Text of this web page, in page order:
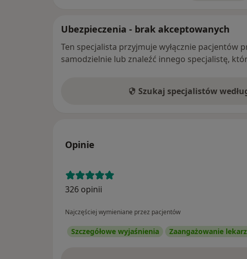
Ubezpieczenia - brak akceptowanych
Ten specjalista przyjmuje wyłącznie pacjentów
samodzielnie lub znaleźć innego specjalistę,
Szukaj specjalistów
Opinie
326 opinii
Najczęściej wymieniane przez pacjentów
Szczegółowe wyjaśnienia Zaangażowanie